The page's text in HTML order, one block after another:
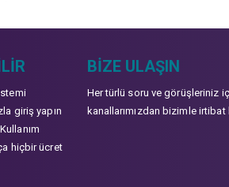
giriş yapın
hiçbir ücret
BIZE ULAŞIN
Her türlü soru ve görüşleriniz
kanallarımızdan bizimle